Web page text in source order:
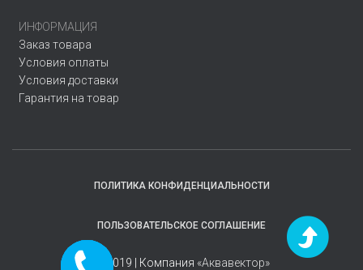
ИНФОРМАЦИЯ
Заказ товара
Условия оплаты
Условия доставки
Гарантия на товар
ПОЛИТИКА КОНФИДЕНЦИАЛЬНОСТИ
ПОЛЬЗОВАТЕЛЬСКОЕ СОГЛАШЕНИЕ
© 2019 | Компания «Аквавектор»
Заказать